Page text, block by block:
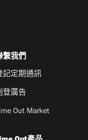
繫我們
記定期通訊
登廣告
Out Market